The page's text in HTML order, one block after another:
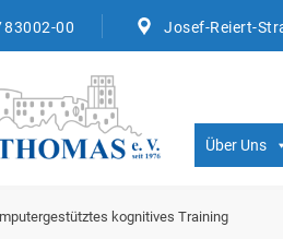
83002-00 Josef-Reiert-
Über Uns
kognitives Training